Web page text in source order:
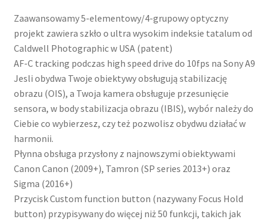
Zaawansowamy 5-elementowy/4-grupowy optyczny
projekt zawiera szkło o ultra wysokim indeksie tatalum od
Caldwell Photographic w USA (patent)
AF-C tracking podczas high speed drive do 10fps na Sony A9
Jesli obydwa Twoje obiektywy obsługują stabilizację
obrazu (OIS), a Twoja kamera obsługuje przesunięcie
sensora, w body stabilizacja obrazu (IBIS), wybór należy do
Ciebie co wybierzesz, czy też pozwolisz obydwu działać w
harmonii.
Płynna obsługa przysłony z najnowszymi obiektywami
Canon Canon (2009+), Tamron (SP series 2013+) oraz
Sigma (2016+)
Przycisk Custom function button (nazywany Focus Hold
button) przypisywany do więcej niż 50 funkcji, takich jak